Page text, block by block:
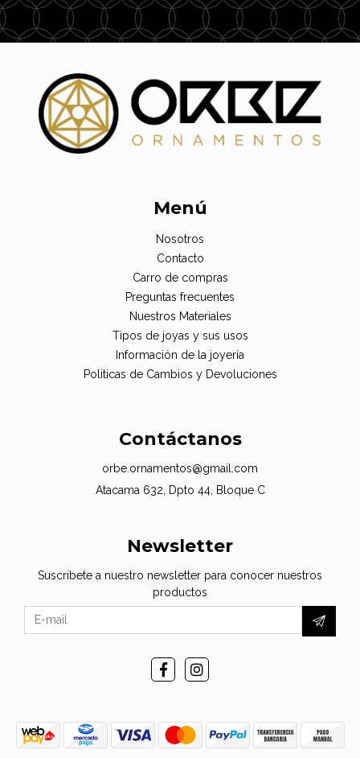
Menú
Nosotros
Contacto
Carro de compras
Preguntas frecuentes
Nuestros Materiales
Tipos de joyas y sus usos
Información de la joyería
Politicas de Cambios y Devoluciones
Contáctanos
orbe.ornamentos@gmail.com
Atacama 632, Dpto 44, Bloque C
Newsletter
Suscribete a nuestro newsletter para conocer nuestros
productos